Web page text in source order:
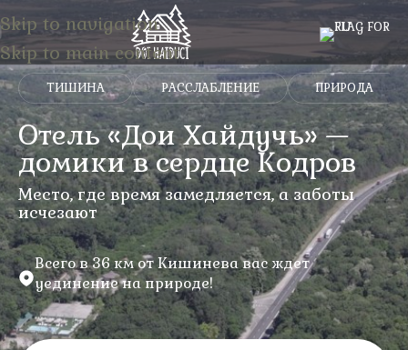
Skip to navigation
Skip to main content
ТИШИНА РАССЛАБЛЕНИЕ ПРИРОДА
Отель «Дои Хайдучь» —
домики в сердце Кодров
Место, где время замедляется, а заботы
исчезают
Всего в 36 км от Кишинева вас ждет
уединение на природе!